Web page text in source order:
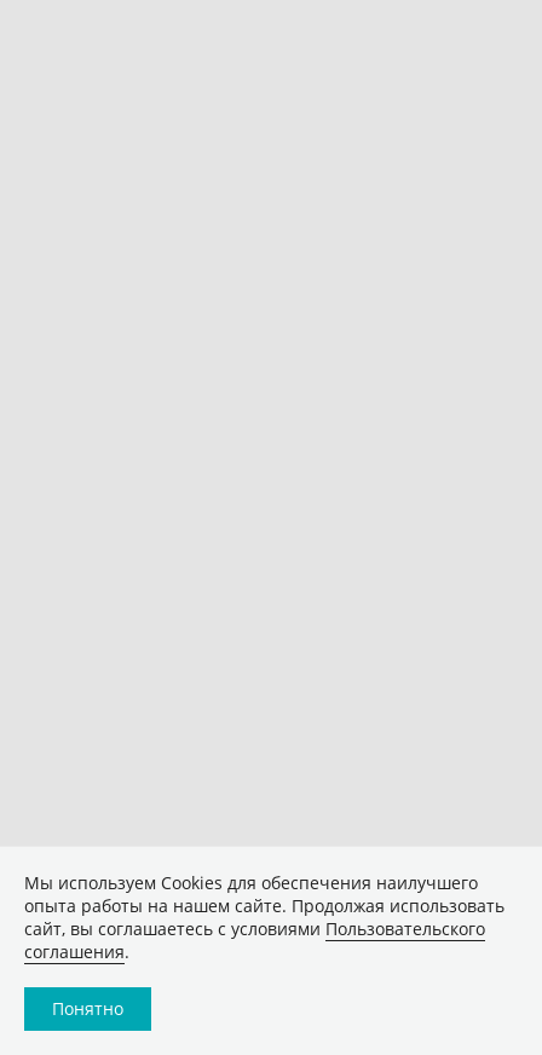
Мы используем Сookies для обеспечения наилучшего
опыта работы на нашем сайте. Продолжая использовать
сайт, вы соглашаетесь с условиями Пользовательского
соглашения.
Понятно